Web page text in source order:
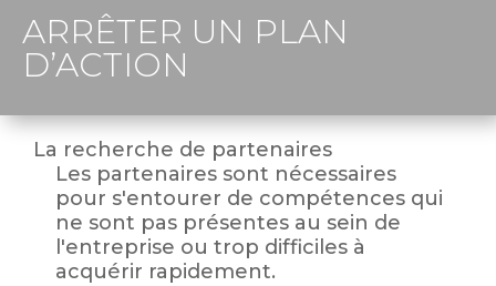
ARRÊTER UN PLAN
D’ACTION
La recherche de partenaires
Les partenaires sont nécessaires
pour s'entourer de compétences qui
ne sont pas présentes au sein de
l'entreprise ou trop difficiles à
acquérir rapidement.